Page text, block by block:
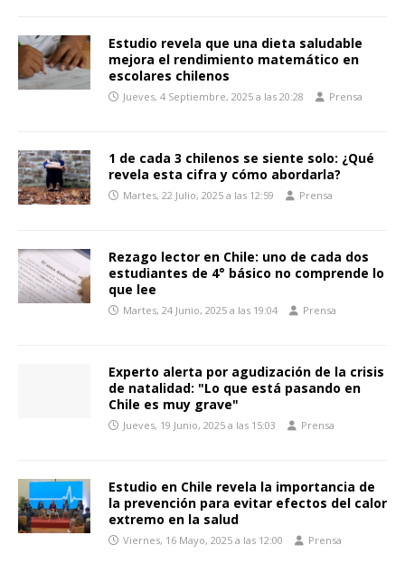
Estudio revela que una dieta saludable
mejora el rendimiento matemático en
escolares chilenos
Jueves, 4 Septiembre, 2025 a las 20:28 Prensa
1 de cada 3 chilenos se siente solo: ¿Qué
revela esta cifra y cómo abordarla?
Martes, 22 Julio, 2025 a las 12:59 Prensa
Rezago lector en Chile: uno de cada dos
estudiantes de 4° básico no comprende lo
que lee
Martes, 24 Junio, 2025 a las 19:04 Prensa
Experto alerta por agudización de la crisis
de natalidad: "Lo que está pasando en
Chile es muy grave"
Jueves, 19 Junio, 2025 a las 15:03 Prensa
Estudio en Chile revela la importancia de
la prevención para evitar efectos del calor
extremo en la salud
Viernes, 16 Mayo, 2025 a las 12:00 Prensa